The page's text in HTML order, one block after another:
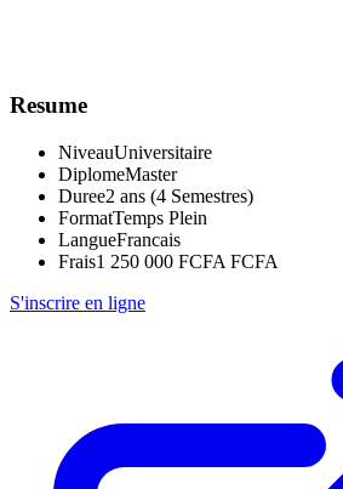
Resume
NiveauUniversitaire
DiplomeMaster
Duree2 ans (4 Semestres)
FormatTemps Plein
LangueFrancais
Frais1 250 000 FCFA FCFA
S'inscrire en ligne